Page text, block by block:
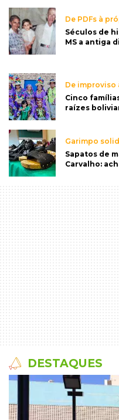
De PDFs à
Séculos de
MS a antiga
De improviso
Cinco
raízes
Garimpo
Sapatos de
Carvalho:
DESTAQUES